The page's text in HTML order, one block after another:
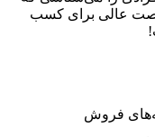
عالی برای کسب
فروش